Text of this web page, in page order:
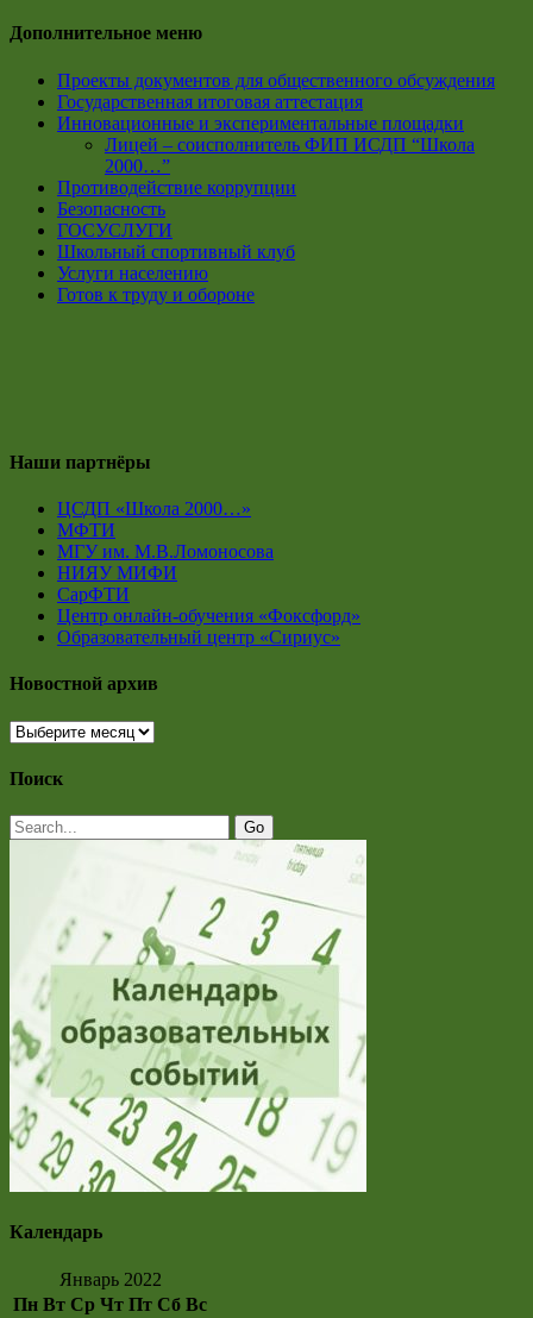
Дополнительное меню
Проекты документов для общественного обсуждения
Государственная итоговая аттестация
Инновационные и экспериментальные площадки
Лицей – соисполнитель ФИП ИСДП “Школа
2000…”
Противодействие коррупции
Безопасность
ГОСУСЛУГИ
Школьный спортивный клуб
Услуги населению
Готов к труду и обороне
Наши партнёры
ЦСДП «Школа 2000…»
МФТИ
МГУ им. М.В.Ломоносова
НИЯУ МИФИ
СарФТИ
Центр онлайн-обучения «Фоксфорд»
Образовательный центр «Сириус»
Новостной архив
Новостной
Поиск
Календарь
Январь 2022
Пн Вт Ср Чт Пт Сб Вс